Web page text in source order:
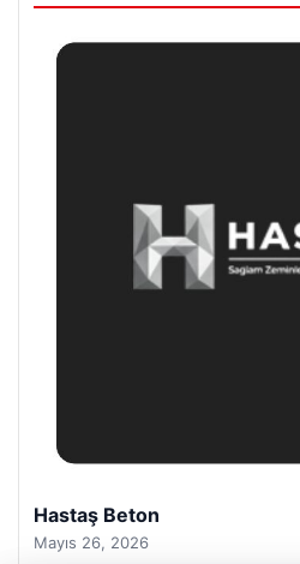
Prenses Night Club
Nisan 29, 2026